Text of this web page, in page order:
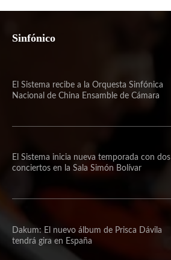
Sinfónico
El Sistema recibe a la Orquesta Sinfónica
Nacional de China Ensamble de Cámara
El Sistema inicia nueva temporada con dos
conciertos en la Sala Simón Bolívar
Dakum: El nuevo álbum de Prisca Dávila
tendrá gira en España